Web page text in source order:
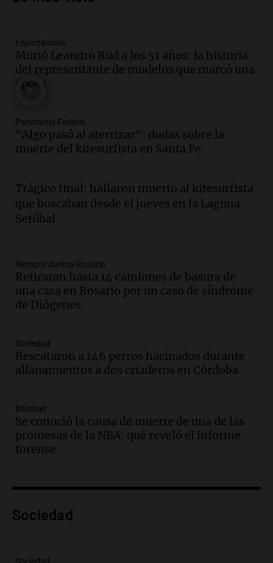
Audio.
La gran exposición de la rural de
la Bulaya abrirá sus puertas mañana con
diversas actividades y sorpresas
Panorama Federal
edificios y proyecta una casa del
estudiante con 48 municipios
involucrados
Episodios
Audio.1° gol de Rosario Central a
Aldosivi (Zalazar en contra) - relato
Gato Greco
Audio.Recomendaciones de vino
bonarda para disfrutar el fin de semana
en Mendoza
Panorama Federal
Audio.
en la Sociedad Rural de Bulaya con
actividades para toda la familia
Audio.
edificios y una casa del estudiante para
jóvenes de la región
Panorama Federal
Audio.Preparativos finales para la gran
Bulaya este sábado
Audio.
Espectáculos
Murió Leandro Rud a los 51 años: la historia
del representante de modelos que marcó una
época
Panorama Federal
"Algo pasó al aterrizar": dudas sobre la
muerte del kitesurfista en Santa Fe
Trágico final: hallaron muerto al kitesurfista
que buscaban desde el jueves en la Laguna
Setúbal
Siempre Juntos Rosario
Retiraran hasta 14 camiones de basura de
una casa en Rosario por un caso de síndrome
de Diógenes
Sociedad
Rescataron a 146 perros hacinados durante
allanamientos a dos criaderos en Córdoba
Básquet
Se conoció la causa de muerte de una de las
promesas de la NBA: qué reveló el informe
forense
Sociedad